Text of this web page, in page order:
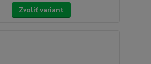
Zvoliť variant